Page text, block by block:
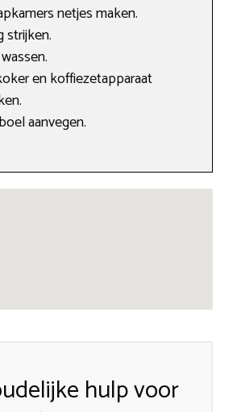
netjes maken.
strijken.
en koffiezetapparaat
aanvegen.
hulp voor